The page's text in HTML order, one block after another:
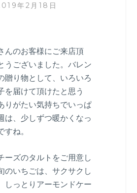
年2月18日
んのお客様にご来店頂
うございました。バレン
贈り物として、いろいろ
を届けて頂けたと思う
りがたい気持ちでいっぱ
は、少しずつ暖かくなっ
ね。
ーズのタルトをご用意し
のいちごは、サクサクし
しっとりアーモンドケー